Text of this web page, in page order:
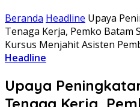
Beranda Headline Upaya
Tenaga Kerja, Pemko Batam
Kursus Menjahit Asisten
Headline
Upaya
Tenaga Kerja,